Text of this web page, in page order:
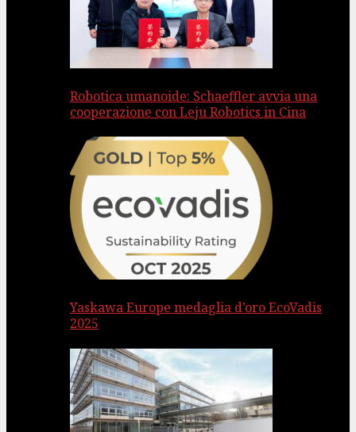
Robotica umanoide: Schaeffler avvia una
cooperazione con Leju Robotics in Cina
Yaskawa Europe medaglia d’oro EcoVadis
2025